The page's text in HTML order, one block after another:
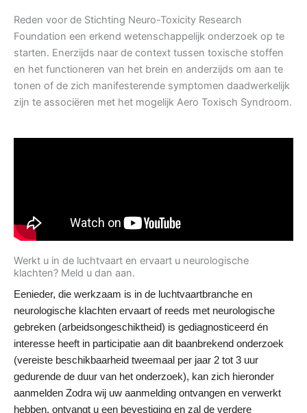
Reden voor de Stichting Neuro-Toxicity Research
Foundation een erkend wetenschappelijk onderzoek op te
starten. Enerzijds naar de context tussen toxische stoffen
en het functioneren van het brein en anderzijds om aan te
tonen of de zich manifesterende symptomen daadwerkelijk
zijn te associëren met het mogelijk Aero Toxisch Syndroom.
Werkt u in de luchtvaart en ervaart u neurologische
klachten? Meld u dan aan.
Eenieder, die werkzaam is in de luchtvaartbranche en
neurologische klachten ervaart of reeds met neurologische
gebreken (arbeidsongeschiktheid) is gediagnosticeerd én
interesse heeft in participatie aan dit baanbrekend onderzoek
(vereiste beschikbaarheid tweemaal per jaar 2 tot 3 uur
gedurende de duur van het onderzoek), kan zich hieronder
aanmelden Zodra wij uw aanmelding ontvangen en verwerkt
hebben, ontvangt u een bevestiging en zal de verdere